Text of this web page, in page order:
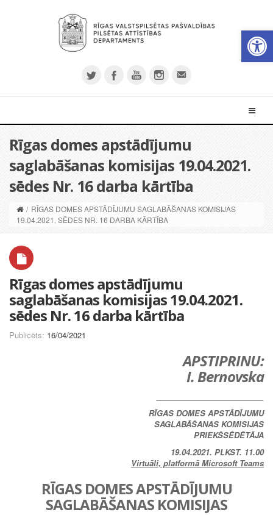
Rīgas domes apstādījumu
saglabāšanas komisijas 19.04.2021.
sēdes Nr. 16 darba kārtība
/ RĪGAS DOMES APSTĀDĪJUMU SAGLABĀŠANAS KOMISIJAS
19.04.2021. SĒDES NR. 16 DARBA KĀRTĪBA
Rīgas domes apstādījumu
saglabāšanas komisijas 19.04.2021.
sēdes Nr. 16 darba kārtība
Publicēts: 16/04/2021
APSTIPRINU:
I. Bernovska
RĪGAS DOMES APSTĀDĪJUMU
SAGLABĀŠANAS KOMISIJAS
PRIEKŠSĒDĒTĀJA
19.04.2021. PLKST. 11.00
Virtuāli, platformā Microsoft Teams
RĪGAS DOMES APSTĀDĪJUMU
SAGLABĀŠANAS KOMISIJAS